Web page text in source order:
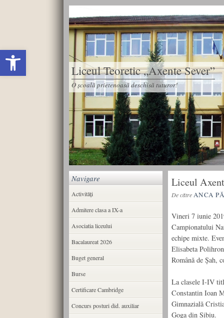
Deschide bara de unelte
Liceul Teoretic „Axente Sever”
O școală prietenoasă deschisă tuturor!
Liceul
De cătreANCA
Vineri 7 iunie
Campionatului
echipe mixte.
Elisabeta
Română de Șah,
La clasele I-IV
Constantin Ioan
Gimnazială
Goga din Sibiu.
Navigare
Activități
Admitere clasa a IX-a
Asociatia liceului
Bacalaureat 2026
Buget general
Burse
Certificare Cambridge
Concurs posturi did. auxiliar